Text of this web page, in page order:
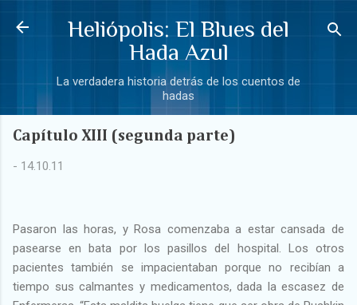
Ir al contenido principal
Heliópolis: El Blues del
Hada Azul
La verdadera historia detrás de los cuentos de
hadas
Capítulo XIII (segunda parte)
- 14.10.11
Pasaron las horas, y Rosa comenzaba a estar cansada de
pasearse en bata por los pasillos del hospital. Los otros
pacientes también se impacientaban porque no recibían a
tiempo sus calmantes y medicamentos, dada la escasez de